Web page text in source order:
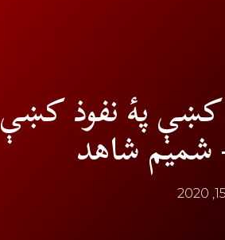
کښې پۀ نفوذ کښې
شميم شاهد